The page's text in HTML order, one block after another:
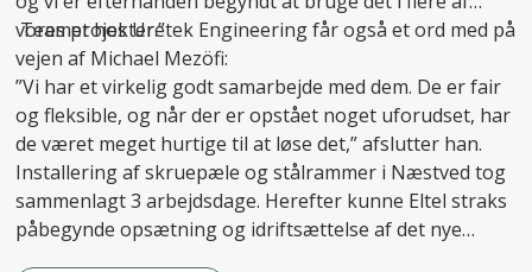
vores projekter.”
Teamet hos Uretek Engineering får også et ord med på
vejen af Michael Mezöfi:
”Vi har et virkelig godt samarbejde med dem. De er fair
og fleksible, og når der er opstået noget uforudset, har
de været meget hurtige til at løse det,” afslutter han.
Installering af skruepæle og stålrammer i Næstved tog
sammenlagt 3 arbejdsdage. Herefter kunne Eltel straks
påbegynde opsætning og idriftsættelse af det nye